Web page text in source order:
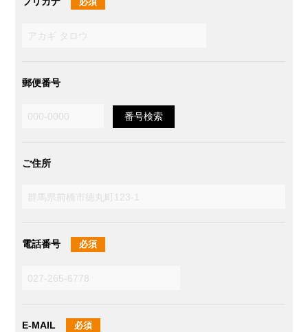
郵便番号
ご住所
電話番号 必須
E-MAIL 必須